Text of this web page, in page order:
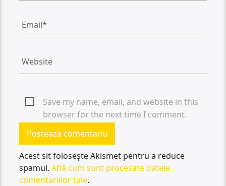
Save my name, email, and website in this
browser for the next time I comment.
Acest sit folosește Akismet pentru a reduce
spamul.Află cum sunt procesate datele
comentariilor tale.